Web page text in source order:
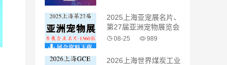
2025上海亚宠展名片、
第27届亚洲宠物展览会
企业名片【1560张】
08-25 989
2026上海世界煤炭工业